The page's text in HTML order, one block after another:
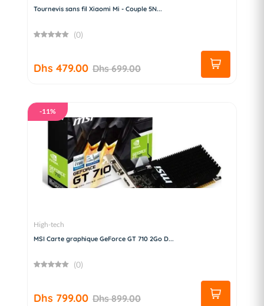
Tournevis sans fil Xiaomi Mi - Couple 5N...
(0)
Dhs 479.00 Dhs 699.00
-11%
High-tech
MSI Carte graphique GeForce GT 710 2Go D...
(0)
Dhs 799.00 Dhs 899.00